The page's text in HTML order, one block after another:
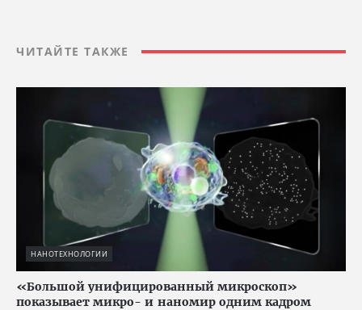
ЧИТАЙТЕ ТАКЖЕ
НАНОТЕХНОЛОГИИ
«Большой унифицированный микроскоп»
показывает микро- и наномир одним кадром